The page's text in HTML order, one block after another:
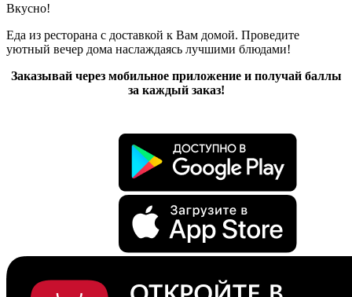
Вкусно!
Еда из ресторана с доставкой к Вам домой. Проведите
уютный вечер дома наслаждаясь лучшими блюдами!
Заказывай через мобильное приложение и получай баллы
за каждый заказ!